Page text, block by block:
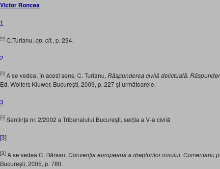
Victor Roncea
1
 C.Turianu, op. cit., p. 234.
2
 A se vedea, în acest sens, C. Turianu, Răspunderea civilă delictuală.
Ed. Wolters Kluwer, București, 2009, p. 227 și următoarele.
3
 Sentința nr. 2/2002 a Tribunalului București, secția a V-a civilă
[3]
[3] A se vedea C. Bârsan, Convenţia europeană a drepturilor omului. Comentariu
Bucureşti, 2005, p. 780.